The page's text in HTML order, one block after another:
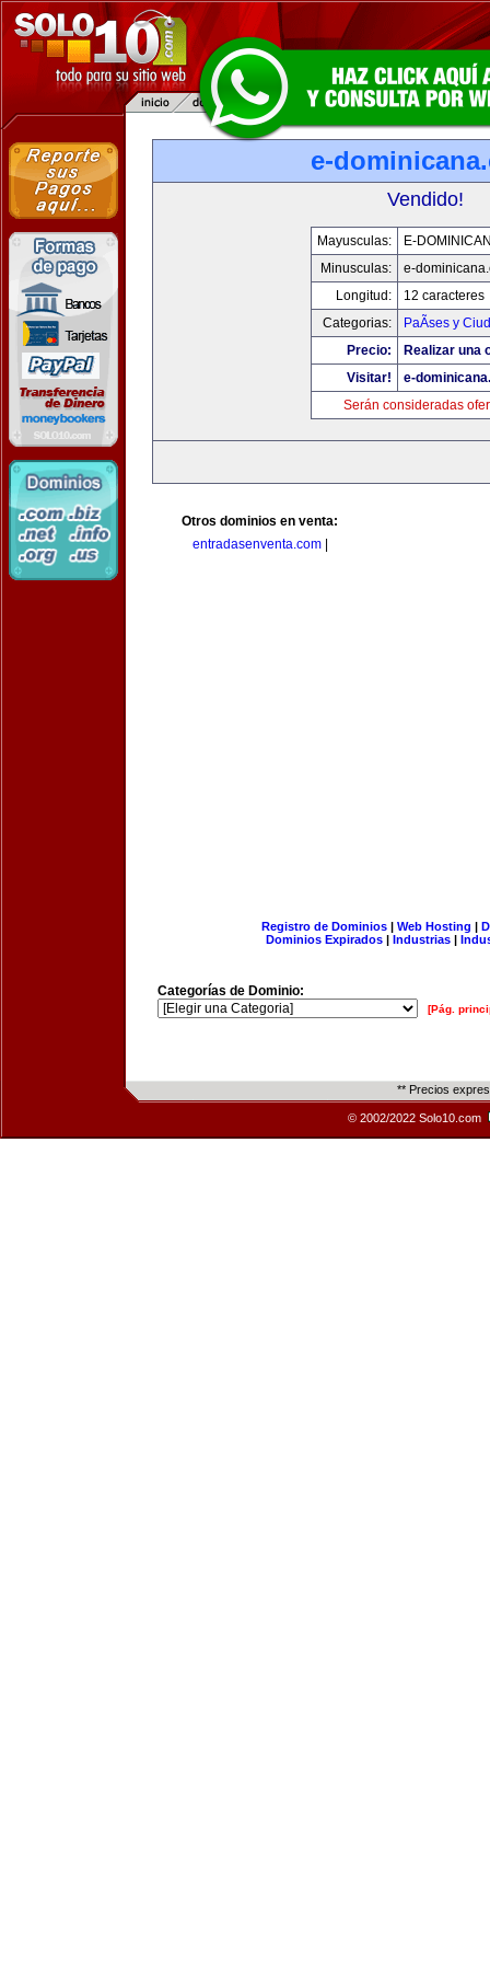
e-
Vendido!
Mayusculas:
E-
Minusculas:
e-
Longitud:
12 caracteres
Categorias:
PaÃ­ses y
Precio:
Realizar una
Visitar!
e-
Serán consideradas
Otros dominios en venta:
entradasenventa.com|
Registro de Dominios| Web Hosting |
Dominios Expirados | Industrias |
Categorías de Dominio:
[Pág.
** Precios
© 2002/2022 Solo10.com